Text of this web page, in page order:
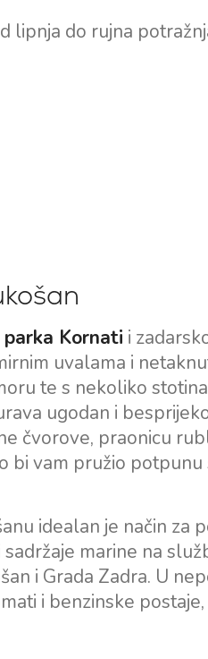
lipnja do rujna
Kornati i
uvalama i
te s nekoliko
ugodan i
čvorove, praonicu
bi vam pružio potpunu
idealan je način za
marine na
i Grada Zadra. U
i benzinske
Marina Kremik, Primošten
Marina Frapa, Rogoznica
Yachtclub Seget - Marina